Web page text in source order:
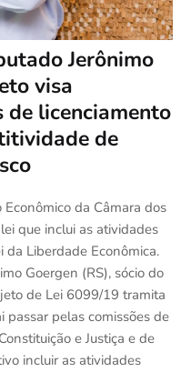
Jerônimo
visa
de licenciamento
de
da Câmara dos
que inclui as atividades
da Liberdade Econômica.
Goergen (RS), sócio do
de Lei 6099/19 tramita
passar pelas comissões de
e Justiça e de
incluir as atividades